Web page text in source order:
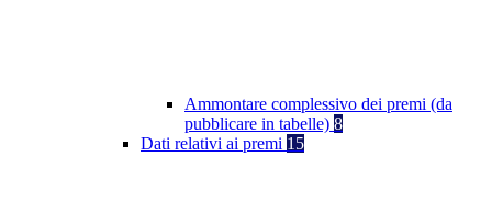
Ammontare complessivo dei premi (da
pubblicare in tabelle) 8
Dati relativi ai premi 15